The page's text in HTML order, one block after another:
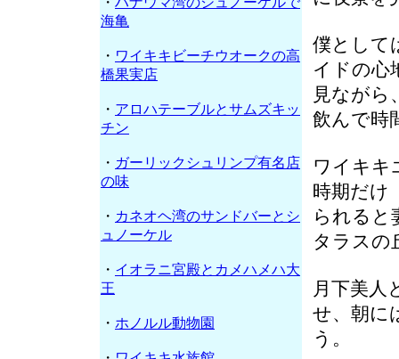
僕として
イドの心
見ながら
飲んで時
ワイキキ
時期だけ
られると
タラスの
月下美人
せ、朝に
う。
海亀
・ ワイキキビーチウオークの高
橋果実店
・ アロハテーブルとサムズキッ
チン
・ ガーリックシュリンプ有名店
の味
・ カネオヘ湾のサンドバーとシ
ュノーケル
・ イオラニ宮殿とカメハメハ大
王
・ ホノルル動物園